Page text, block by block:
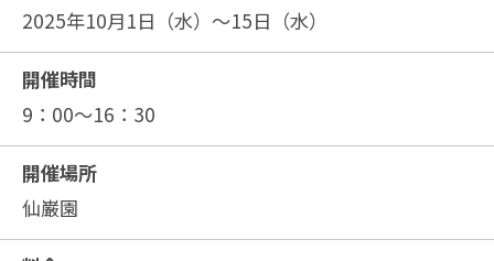
2025年10月1日（水）～15日（水）
開催時間
9：00～16：30
開催場所
仙巌園